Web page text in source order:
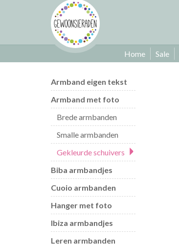
Home Sale
Armband eigen tekst
Armband met foto
Brede armbanden
Smalle armbanden
Gekleurde schuivers
Biba armbandjes
Cuoio armbanden
Hanger met foto
Ibiza armbandjes
Leren armbanden